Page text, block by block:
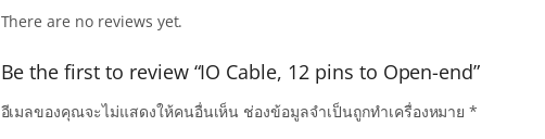
There are no reviews yet.
Be the first to review “IO Cable, 12 pins to Open-end”
อีเมลของคุณจะไม่แสดงให้คนอื่นเห็น ช่องข้อมูลจำเป็นถูกทำเครื่องหมาย*